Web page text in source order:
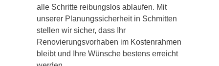
alle Schritte reibungslos ablaufen. Mit
unserer Planungssicherheit in Schmitten
stellen wir sicher, dass Ihr
Renovierungsvorhaben im Kostenrahmen
bleibt und Ihre Wünsche bestens erreicht